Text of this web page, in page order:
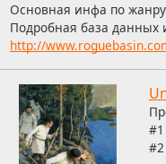
Основная инфа по
Подробная база данных
http://
#1
#2